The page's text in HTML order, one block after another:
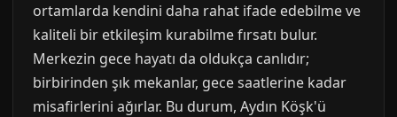
ortamlarda kendini daha rahat ifade edebilme ve
kaliteli bir etkileşim kurabilme fırsatı bulur.
Merkezin gece hayatı da oldukça canlıdır;
birbirinden şık mekanlar, gece saatlerine kadar
misafirlerini ağırlar. Bu durum, Aydın Köşk'ü